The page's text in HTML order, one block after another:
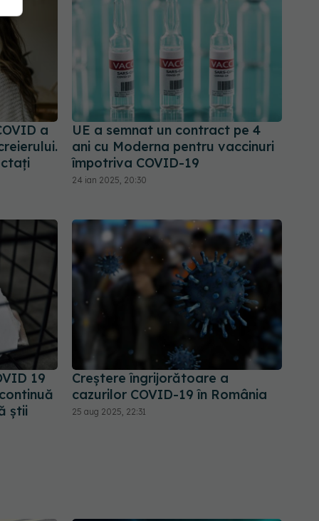
a
UE a semnat un contract pe 4
ani cu Moderna pentru vaccinuri
împotriva COVID-19
24 ian 2025, 20:30
19
știi
Creștere îngrijorătoare a
cazurilor COVID-19 în România
25 aug 2025, 22:31